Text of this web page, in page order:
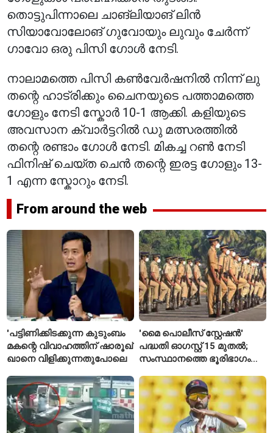
തൊട്ടുപിന്നാലെ ചാങ്‌ലിയാങ് ലിൻ
സിയാവോലോങ് ഗുവോയും ലുവും ചേർന്ന്
ഗാവോ ഒരു പിസി ഗോൾ നേടി.
നാലാമത്തെ പിസി കൺവേർഷനിൽ നിന്ന് ലു
തന്റെ ഹാട്രിക്കും ചൈനയുടെ പത്താമത്തെ
ഗോളും നേടി സ്കോർ 10-1 ആക്കി. കളിയുടെ
അവസാന ക്വാർട്ടറിൽ ഡു മത്സരത്തിൽ
തന്റെ രണ്ടാം ഗോൾ നേടി. മികച്ച റൺ നേടി
ഫിനിഷ് ചെയ്ത ചെൻ തന്റെ ഇരട്ട ഗോളും 13-
1 എന്ന സ്കോറും നേടി.
From around the web
'പട്ടിണിക്കിടക്കുന്ന കുടുംബം
മകന്റെ വിവാഹത്തിന് ഷാരൂഖ്
ഖാനെ വിളിക്കുന്നതുപോലെ
'മൈ പൊലീസ് സ്റ്റേഷൻ'
പദ്ധതി ഓഗസ്റ്റ് 15 മുതൽ;
സംസ്ഥാനത്തെ ഭൂരിഭാഗം
എസ്‌ഐമാർക്ക്